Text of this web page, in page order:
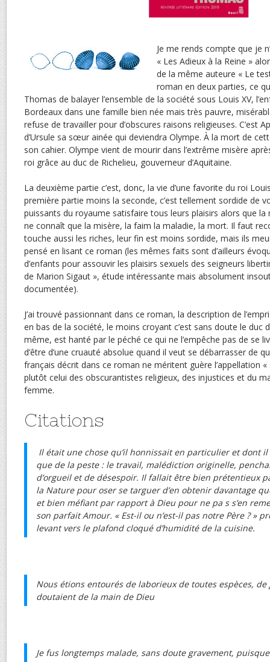
Je me rends compte que je
« Les Adieux à la Reine »
de la même auteure « Le
roman en deux parties, ce
Thomas de balayer l’ensemble de la société sous Louis XV,
Bordeaux dans une famille bien née mais très pauvre,
refuse de travailler pour d’obscures raisons religieuses. C’est
d’Ursule sa sœur ainée qui deviendra Olympe. À la mort de
son cahier. Olympe vient de mourir dans l’extrême misère
roi grâce au duc de Richelieu, gouverneur d’Aquitaine.
La deuxième partie c’est, donc, la vie d’une favorite du roi
première partie moins la seconde, c’est tellement sordide de
puissants du royaume satisfaire tous leurs plaisirs alors que
ne connaît que la misère, la faim la maladie, la mort. Il faut
touche aussi les riches, leur fin est moins sordide, mais ils
pensé en lisant ce roman (les mêmes faits sont d’ailleurs
d’enfants pour assouvir les plaisirs sexuels des seigneurs
de Marion Sigaut », étude intéressante mais absolument
documentée).
J’ai trouvé passionnant dans ce roman, la description de
en bas de la société, le moins croyant c’est sans doute le duc
même, est hanté par le péché ce qui ne l’empêche pas de se
d’être d’une cruauté absolue quand il veut se débarrasser de
français décrit dans ce roman ne méritent guère l’appellation
plutôt celui des obscurantistes religieux, des injustices et du
femme.
Citations
Il était une chose qu’il honnissait en particulier et dont
que de la peste : le travail, malédiction originelle,
d’orgueil et de désespoir. Il fallait être bien prétentieux
la Nature pour oser se targuer d’en obtenir davantage
et bien méfiant par rapport à Dieu pour ne pa s s’en
son parfait Amour. « Est-il ou n’est-il pas notre Père ? »
levant vers le plafond cloqué d’humidité de la cuisine.
Nous étions entourés de laborieux de toutes espèces,
doutaient de la main de Dieu
Je fus longtemps malade, sans doute gravement,